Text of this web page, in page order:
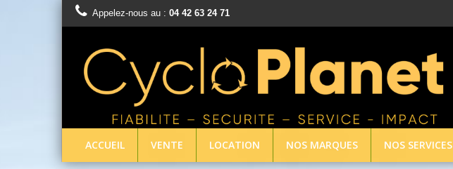
Appelez-nous au : 04 42 63 24 71
ACCUEIL VENTE LOCATION NOS MARQUES NOS SERVICES